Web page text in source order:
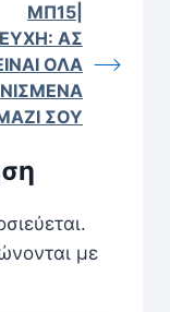
ΜΠ15|
ΑΣ
ΟΛΑ
ΣΟΥ
με